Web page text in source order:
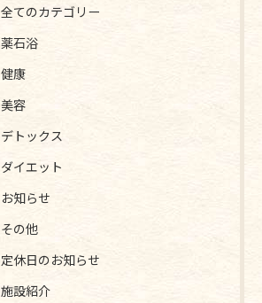
全てのカテゴリー
薬石浴
健康
美容
デトックス
ダイエット
お知らせ
その他
定休日のお知らせ
施設紹介